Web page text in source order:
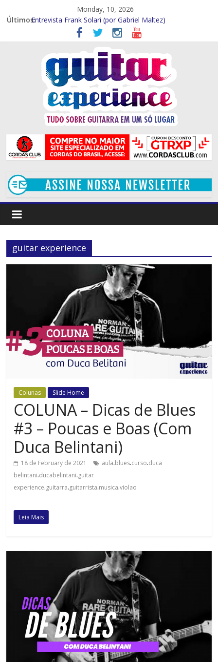
Monday, 10, 2026
Últimos:Entrevista – Kiko Shred (Por Gabriel Maltez)
Entrevista Frank Solari (por Gabriel Maltez)
GTR EXP Entrevista – Marcelo Souza (por Gabriel Maltez)
GTR EXP – Entrevista Rod Rodrigues (Por Rafael Ferraz)
GTR EXP Entrevista – Mithi Garcia (Por Rafael Ferraz)
guitar experience
Colunas Slide Home
COLUNA – Dicas de Blues
#3 – Poucas e Boas (Com
Duca Belintani)
18 de February de 2021 aula.blues.curso.duca
belintani.ducabelintani.guitar
experience.guitarra.guitarrista.musica.violao
Leia Mais